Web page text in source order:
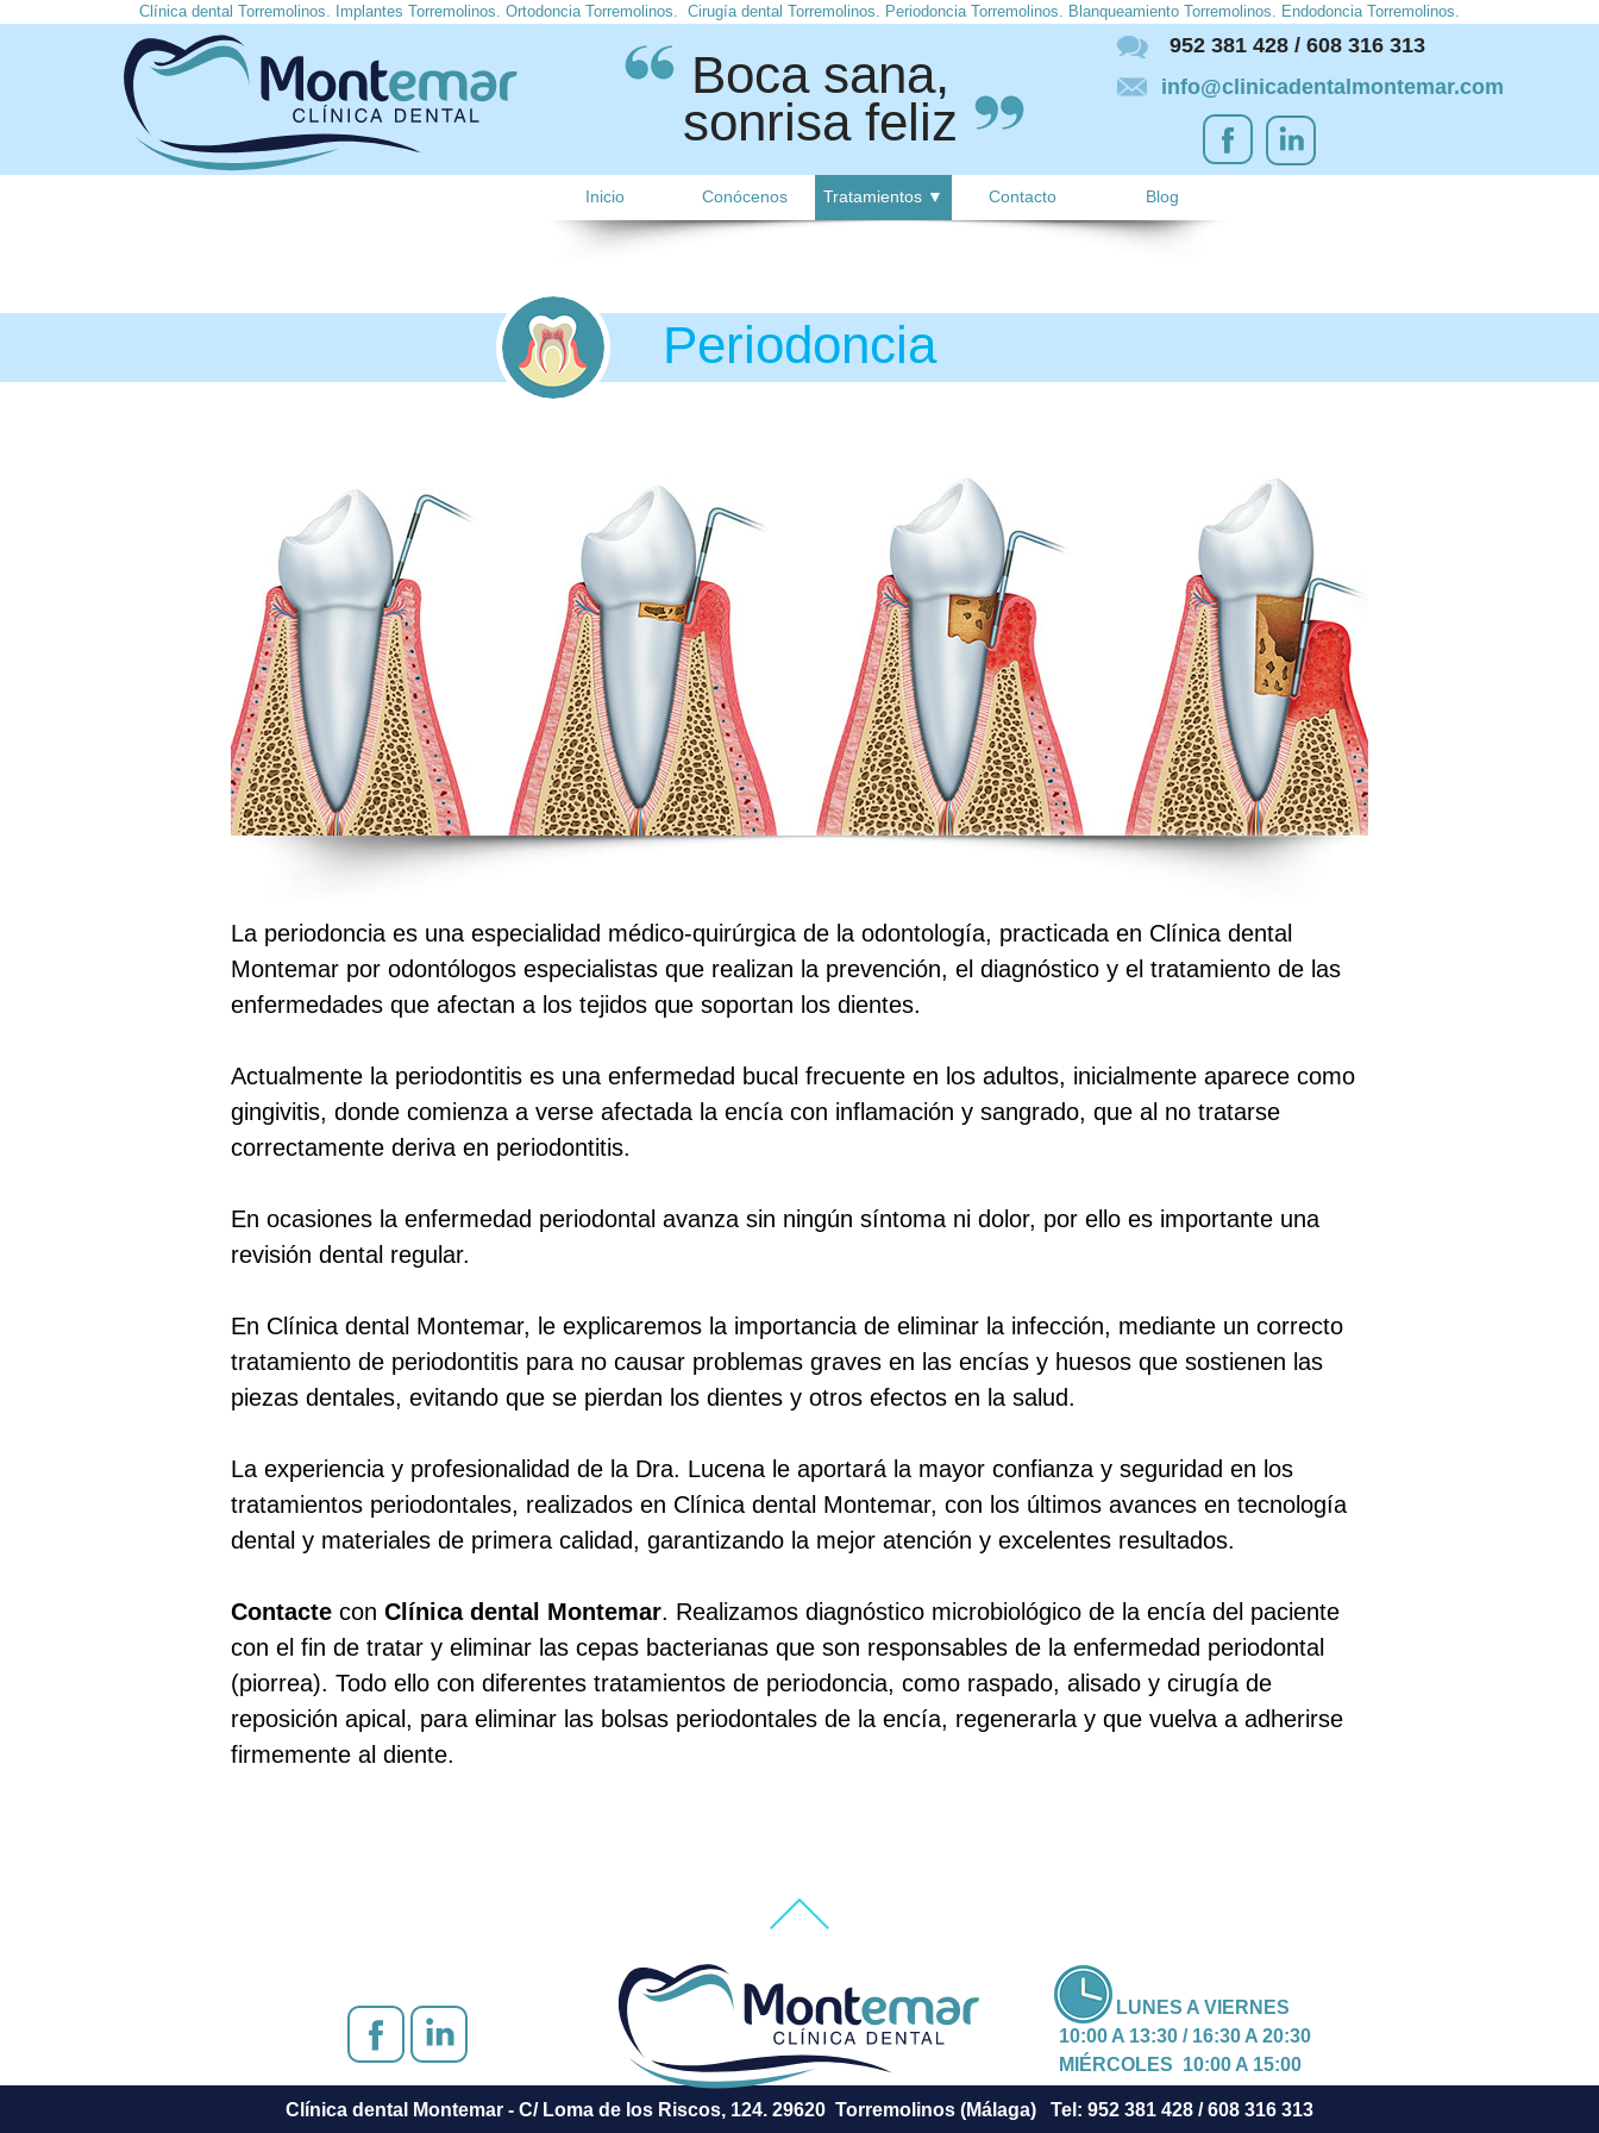
Clínica dental Torremolinos. Implantes Torremolinos. Ortodoncia Torremolinos. Cirugía dental Torremolinos. Periodoncia Torremolinos. Blanqueamiento Torremolinos. Endodoncia Torremolinos.
952 381 428 / 608 316 313
info@clinicadentalmontemar.com
Inicio Conócenos Tratamientos ▼ Contacto Blog
Boca sana,
sonrisa feliz
Periodoncia
La periodoncia es una especialidad médico-quirúrgica de la odontología, practicada en Clínica dental
Montemar por odontólogos especialistas que realizan la prevención, el diagnóstico y el tratamiento de las
enfermedades que afectan a los tejidos que soportan los dientes.
Actualmente la periodontitis es una enfermedad bucal frecuente en los adultos, inicialmente aparece como
gingivitis, donde comienza a verse afectada la encía con inflamación y sangrado, que al no tratarse
correctamente deriva en periodontitis.
En ocasiones la enfermedad periodontal avanza sin ningún síntoma ni dolor, por ello es importante una
revisión dental regular.
En Clínica dental Montemar, le explicaremos la importancia de eliminar la infección, mediante un correcto
tratamiento de periodontitis para no causar problemas graves en las encías y huesos que sostienen las
piezas dentales, evitando que se pierdan los dientes y otros efectos en la salud.
La experiencia y profesionalidad de la Dra. Lucena le aportará la mayor confianza y seguridad en los
tratamientos periodontales, realizados en Clínica dental Montemar, con los últimos avances en tecnología
dental y materiales de primera calidad, garantizando la mejor atención y excelentes resultados.
Contacte con Clínica dental Montemar. Realizamos diagnóstico microbiológico de la encía del paciente
con el fin de tratar y eliminar las cepas bacterianas que son responsables de la enfermedad periodontal
(piorrea). Todo ello con diferentes tratamientos de periodoncia, como raspado, alisado y cirugía de
reposición apical, para eliminar las bolsas periodontales de la encía, regenerarla y que vuelva a adherirse
firmemente al diente.
LUNES A VIERNES
10:00 A 13:30 / 16:30 A 20:30
MIÉRCOLES 10:00 A 15:00
Clínica dental Montemar - C/ Loma de los Riscos, 124. 29620 Torremolinos (Málaga) Tel: 952 381 428 / 608 316 313